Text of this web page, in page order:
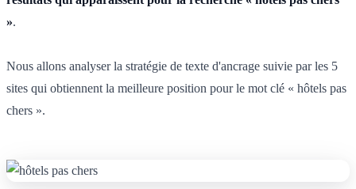
».
Nous allons analyser la stratégie de texte d'ancrage suivie par les 5
sites qui obtiennent la meilleure position pour le mot clé « hôtels pas
chers ».